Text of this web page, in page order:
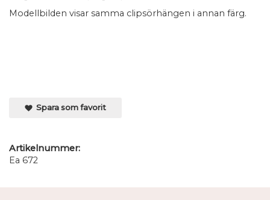
Modellbilden visar samma clipsörhängen i annan färg.
Spara som favorit
Artikelnummer:
Ea 672